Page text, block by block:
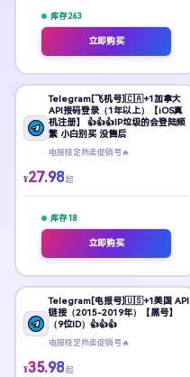
库存263
立即购买
Telegram[飞机号]🇨🇦+1加拿大
API接码登录（1年以上）【iOS真
机注册】 👍👍👍IP垃圾的会登陆频
繁 小白别买 没售后
电报稳定热卖促销号🔥
¥27.98 起
库存18
立即购买
Telegram[电报号]🇺🇸+1美国 API
链接（2015-2019年）【黑号】
（9位ID）👍👍👍
电报稳定热卖促销号🔥
¥35.98 起